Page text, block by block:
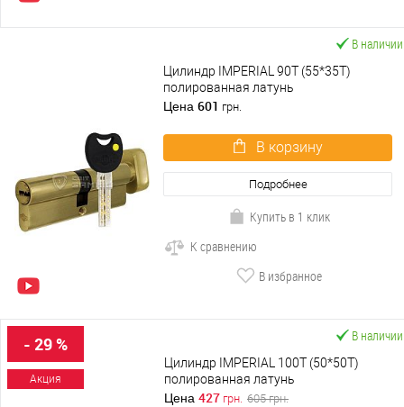
В наличии
Цилиндр IMPERIAL 90T (55*35T)
полированная латунь
Цена 601 грн.
В корзину
Подробнее
Купить в 1 клик
К сравнению
В избранное
- 29 %
Акция
В наличии
Цилиндр IMPERIAL 100T (50*50T)
полированная латунь
Цена 427 грн. 605грн.